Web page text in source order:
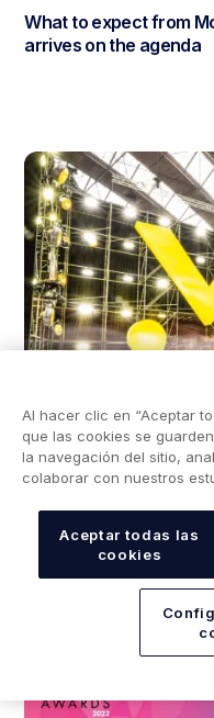
What to expect from
arrives on the agenda
PRESS
Money 20/20 recap:
Al hacer clic en “Aceptar
que las cookies se
la navegación del sitio,
colaborar con nuestros
Aceptar todas las
cookies